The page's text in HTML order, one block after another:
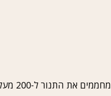
מחממים את התנור ל-200 מעלות צלזיוס.